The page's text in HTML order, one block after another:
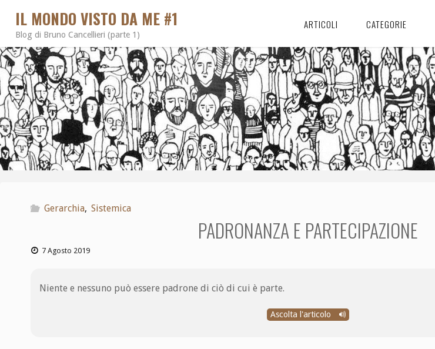
IL MONDO VISTO DA ME #1
Blog di Bruno Cancellieri (parte 1)
ARTICOLI CATEGORIE
Gerarchia, Sistemica
PADRONANZA E PARTECIPAZIONE
7 Agosto 2019
Niente e nessuno può essere padrone di ciò di cui è parte.
Ascolta l'articolo